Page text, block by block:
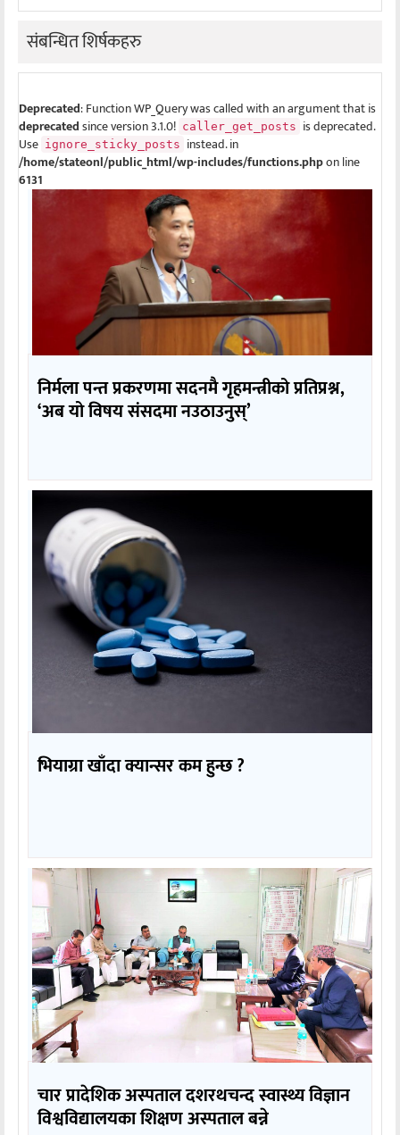
संबन्धित शिर्षकहरु
Deprecated: Function WP_Query was called with an argument that is
deprecatedsince version 3.1.0! caller_get_posts is deprecated.
Use ignore_sticky_posts instead. in
/home/stateonl/public_html/wp-includes/functions.phpon line
6131
निर्मला पन्त प्रकरणमा सदनमै गृहमन्त्रीको प्रतिप्रश्न,
‘अब यो विषय संसदमा नउठाउनुस्’
भियाग्रा खाँदा क्यान्सर कम हुन्छ ?
चार प्रादेशिक अस्पताल दशरथचन्द स्वास्थ्य विज्ञान
विश्वविद्यालयका शिक्षण अस्पताल बन्ने